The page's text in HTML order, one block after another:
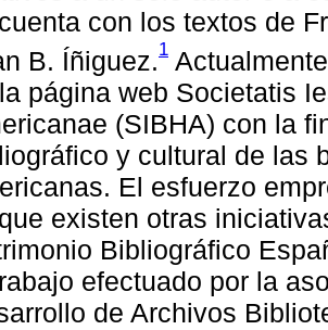
con los textos de
B. Íñiguez.1
página web Societatis
(SIBHA) con la
y cultural de las
El esfuerzo
existen otras
Bibliográfico
efectuado por la
de Archivos